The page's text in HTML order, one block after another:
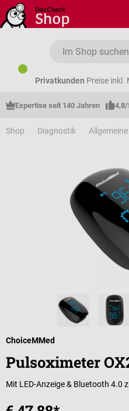
Zum Hauptinhalt springen
Privatkunden Preise inkl.
Expertise seit 140 Jahren 4,8/
Shop Diagnostik
ChoiceMMed
Pulsoximeter
Mit LED-Anzeige & Bluetooth 4.0